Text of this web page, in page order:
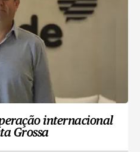
internacional
Grossa